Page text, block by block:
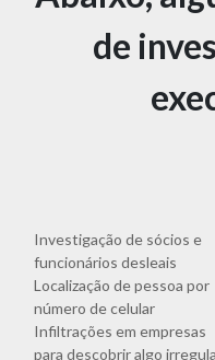
de
Investigação de sócios e
funcionários desleais
Localização de pessoa por
número de celular
Infiltrações em empresas
para descobrir algo